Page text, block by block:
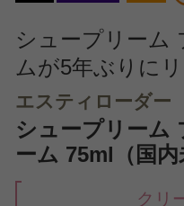
シュープリーム
ムが5年ぶりに
エスティローダー
シュープリーム
ーム 75ml（国
クリ